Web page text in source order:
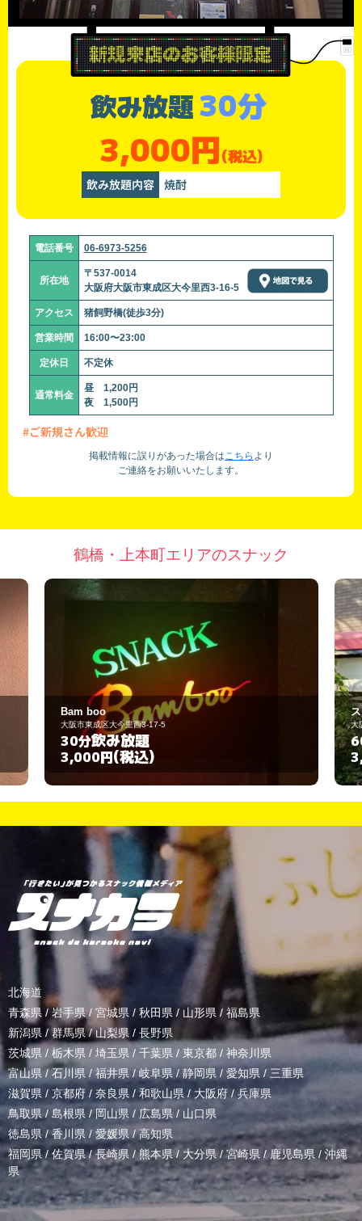
飲み放題30分
3,000円(税込)
飲み放題内容 焼酎
電話番号 06-6973-5256
所在地
〒537-0014
大阪府大阪市東成区大今里西3-16-5
アクセス 猪飼野橋(徒歩3分)
営業時間 16:00〜23:00
定休日 不定休
通常料金
昼 1,200円
夜 1,500円
#ご新規さん歓迎
掲載情報に誤りがあった場合はこちら より
ご連絡をお願いいたします。
鶴橋・上本町エリアのスナック
Bam boo
大阪市東成区大今里西3-17-5
30分飲み放題
3,000円(税込)
大
北海道
青森県 / 岩手県/ 宮城県 / 秋田県 / 山形県/ 福島県
新潟県 /群馬県/山梨県 / 長野県
茨城県 / 栃木県 / 埼玉県 / 千葉県 / 東京都 / 神奈川県
富山県 /石川県/福井県/岐阜県 / 静岡県 / 愛知県 / 三重県
滋賀県 / 京都府 / 奈良県 / 和歌山県/ 大阪府 /兵庫県
鳥取県/ 島根県 /岡山県/ 広島県 / 山口県
徳島県 /香川県 / 愛媛県/高知県
福岡県/佐賀県/長崎県 /熊本県/ 大分県/宮崎県 /鹿児島県 / 沖縄
県